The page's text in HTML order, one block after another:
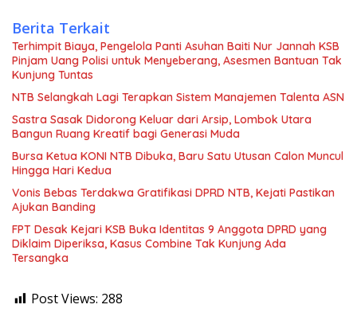
Berita Terkait
Terhimpit Biaya, Pengelola Panti Asuhan Baiti Nur Jannah KSB
Pinjam Uang Polisi untuk Menyeberang, Asesmen Bantuan Tak
Kunjung Tuntas
NTB Selangkah Lagi Terapkan Sistem Manajemen Talenta ASN
Sastra Sasak Didorong Keluar dari Arsip, Lombok Utara
Bangun Ruang Kreatif bagi Generasi Muda
Bursa Ketua KONI NTB Dibuka, Baru Satu Utusan Calon Muncul
Hingga Hari Kedua
Vonis Bebas Terdakwa Gratifikasi DPRD NTB, Kejati Pastikan
Ajukan Banding
FPT Desak Kejari KSB Buka Identitas 9 Anggota DPRD yang
Diklaim Diperiksa, Kasus Combine Tak Kunjung Ada
Tersangka
Post Views: 288